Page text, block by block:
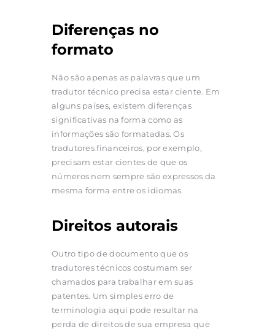
Diferenças no
formato
Não são apenas as palavras que um
tradutor técnico precisa estar ciente. Em
alguns países, existem diferenças
significativas na forma como as
informações são formatadas. Os
tradutores financeiros, por exemplo,
precisam estar cientes de que os
números nem sempre são expressos da
mesma forma entre os idiomas.
Direitos autorais
Outro tipo de documento que os
tradutores técnicos costumam ser
chamados para trabalhar em suas
patentes. Um simples erro de
terminologia aqui pode resultar na
perda de direitos de sua empresa que